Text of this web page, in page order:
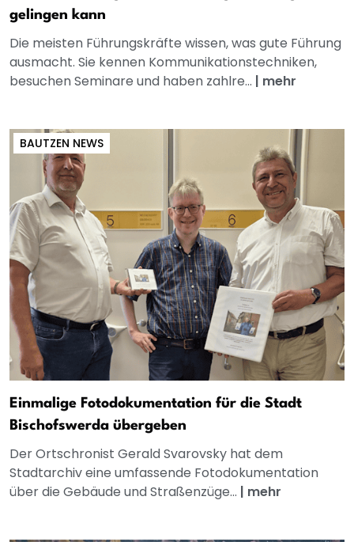
gelingen kann
Die meisten Führungskräfte wissen, was gute Führung
ausmacht. Sie kennen Kommunikationstechniken,
besuchen Seminare und haben zahlre... | mehr
BAUTZEN NEWS
Einmalige Fotodokumentation für die Stadt
Bischofswerda übergeben
Der Ortschronist Gerald Svarovsky hat dem
Stadtarchiv eine umfassende Fotodokumentation
über die Gebäude und Straßenzüge... | mehr